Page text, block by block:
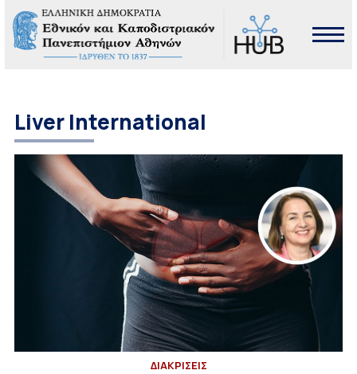
Liver International
ΔΙΑΚΡΙΣΕΙΣ